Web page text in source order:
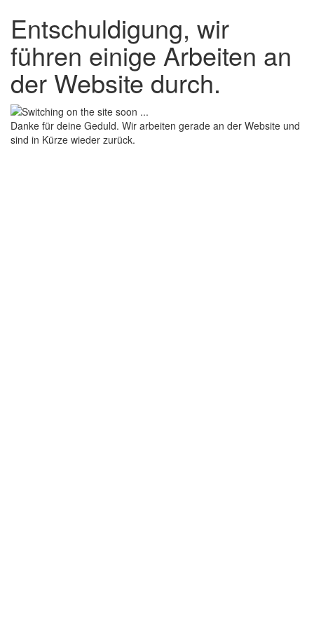
Entschuldigung, wir
führen einige Arbeiten an
der Website durch.
Danke für deine Geduld. Wir arbeiten gerade an der Website und
sind in Kürze wieder zurück.